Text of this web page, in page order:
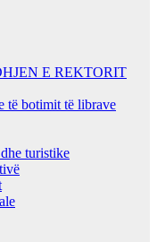
E REKTORIT
të botimit të librave
turistike